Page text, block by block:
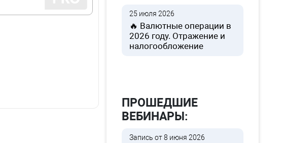
25 июля 2026
🔥 Валютные операции в
2026 году. Отражение и
налогообложение
ПРОШЕДШИЕ
ВЕБИНАРЫ:
Запись от 8 июня 2026